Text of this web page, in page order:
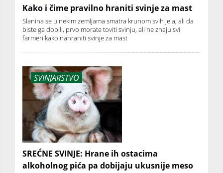
Kako i čime pravilno hraniti svinje za mast
Slanina se u nekim zemljama smatra krunom svih jela, ali da
biste ga dobili, prvo morate toviti svinju, ali ne znaju svi
farmeri kako nahraniti svinje za mast
SVINJARSTVO
SREĆNE SVINJE: Hrane ih ostacima
alkoholnog pića pa dobijaju ukusnije meso